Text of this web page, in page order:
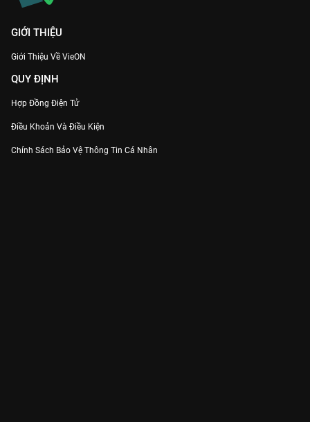
GIỚI THIỆU
Giới Thiệu Về VieON
QUY ĐỊNH
Hợp Đồng Điện Tử
Điều Khoản Và Điều Kiện
Chính Sách Bảo Vệ Thông Tin Cá Nhân